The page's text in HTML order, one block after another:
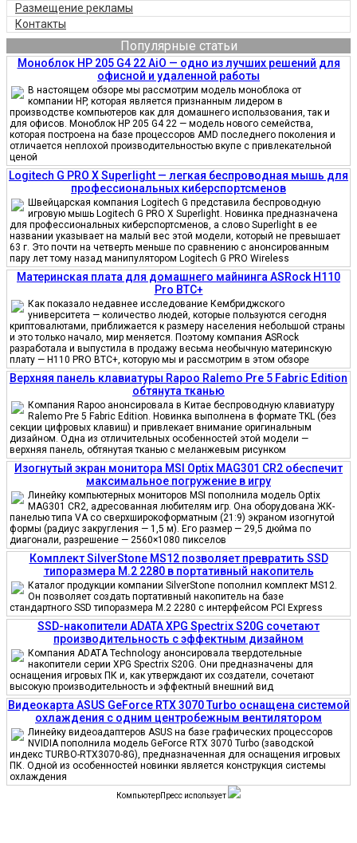
Размещение рекламы
Контакты
Популярные статьи
Моноблок HP 205 G4 22 AiO — одно из лучших решений для
офисной и удаленной работы
В настоящем обзоре мы рассмотрим модель моноблока от
компании HP, которая является признанным лидером в
производстве компьютеров как для домашнего использования, так и
для офисов. Моноблок HP 205 G4 22 — модель нового семейства,
которая построена на базе процессоров AMD последнего поколения и
отличается неплохой производительностью вкупе с привлекательной
ценой
Logitech G PRO X Superlight — легкая беспроводная мышь для
профессиональных киберспортсменов
Швейцарская компания Logitech G представила беспроводную
игровую мышь Logitech G PRO X Superlight. Новинка предназначена
для профессиональных киберспортсменов, а слово Superlight в ее
названии указывает на малый вес этой модели, который не превышает
63 г. Это почти на четверть меньше по сравнению с анонсированным
пару лет тому назад манипулятором Logitech G PRO Wireless
Материнская плата для домашнего майнинга ASRock H110
Pro BTC+
Как показало недавнее исследование Кембриджского
университета — количество людей, которые пользуются сегодня
криптовалютами, приближается к размеру населения небольшой страны
и это только начало, мир меняется. Поэтому компания ASRock
разработала и выпустила в продажу весьма необычную материнскую
плату — H110 PRO BTC+, которую мы и рассмотрим в этом обзоре
Верхняя панель клавиатуры Rapoo Ralemo Pre 5 Fabric Edition
обтянута тканью
Компания Rapoo анонсировала в Китае беспроводную клавиатуру
Ralemo Pre 5 Fabric Edition. Новинка выполнена в формате TKL (без
секции цифровых клавиш) и привлекает внимание оригинальным
дизайном. Одна из отличительных особенностей этой модели —
верхняя панель, обтянутая тканью с меланжевым рисунком
Изогнутый экран монитора MSI Optix MAG301 CR2 обеспечит
максимальное погружение в игру
Линейку компьютерных мониторов MSI пополнила модель Optix
MAG301 CR2, адресованная любителям игр. Она оборудована ЖК-
панелью типа VA со сверхширокоформатным (21:9) экраном изогнутой
формы (радиус закругления — 1,5 м). Его размер — 29,5 дюйма по
диагонали, разрешение — 2560×1080 пикселов
Комплект SilverStone MS12 позволяет превратить SSD
типоразмера M.2 2280 в портативный накопитель
Каталог продукции компании SilverStone пополнил комплект MS12.
Он позволяет создать портативный накопитель на базе
стандартного SSD типоразмера M.2 2280 с интерфейсом PCI Express
SSD-накопители ADATA XPG Spectrix S20G сочетают
производительность с эффектным дизайном
Компания ADATA Technology анонсировала твердотельные
накопители серии XPG Spectrix S20G. Они предназначены для
оснащения игровых ПК и, как утверждают их создатели, сочетают
высокую производительность и эффектный внешний вид
Видеокарта ASUS GeForce RTX 3070 Turbo оснащена системой
охлаждения с одним центробежным вентилятором
Линейку видеоадаптеров ASUS на базе графических процессоров
NVIDIA пополнила модель GeForce RTX 3070 Turbo (заводской
индекс TURBO-RTX3070-8G), предназначенная для оснащения игровых
ПК. Одной из особенностей новинки является конструкция системы
охлаждения
КомпьютерПресс использует